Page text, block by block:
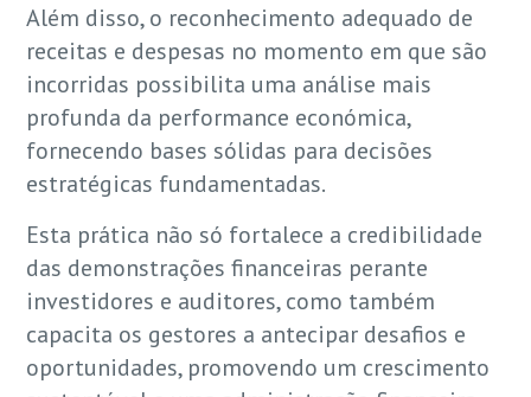
Além disso, o reconhecimento adequado de
receitas e despesas no momento em que são
incorridas possibilita uma análise mais
profunda da performance económica,
fornecendo bases sólidas para decisões
estratégicas fundamentadas.
Esta prática não só fortalece a credibilidade
das demonstrações financeiras perante
investidores e auditores, como também
capacita os gestores a antecipar desafios e
oportunidades, promovendo um crescimento